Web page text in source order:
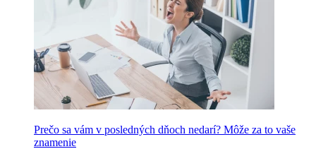
Prečo sa vám v posledných dňoch nedarí? Môže za to vaše
znamenie